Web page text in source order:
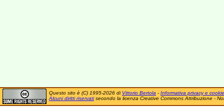
Questo sito è (C) 1995-2026 di Vittorio Bertola - Informativa privacy e cookie
Alcuni diritti riservatisecondo la licenza Creative Commons Attribuzione -